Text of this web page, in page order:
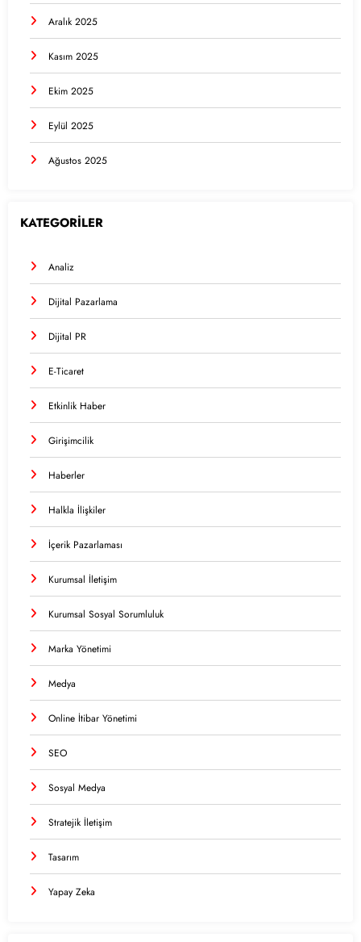
Aralık 2025
Kasım 2025
Ekim 2025
Eylül 2025
Ağustos 2025
KATEGORİLER
Analiz
Dijital Pazarlama
Dijital PR
E-Ticaret
Etkinlik Haber
Girişimcilik
Haberler
Halkla İlişkiler
İçerik Pazarlaması
Kurumsal İletişim
Kurumsal Sosyal Sorumluluk
Marka Yönetimi
Medya
Online İtibar Yönetimi
SEO
Sosyal Medya
Stratejik İletişim
Tasarım
Yapay Zeka